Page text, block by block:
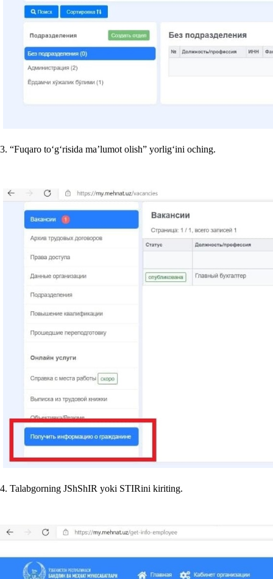
3. “Fuqaro toʻgʻrisida ma’lumot olish” yorligʻini oching.
4. Talabgorning JShShIR yoki STIRini kiriting.